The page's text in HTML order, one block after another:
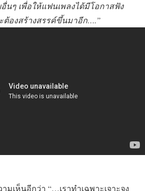
นๆ เพื่อให้แฟนเพลงได้มีโอกาสฟัง
ต้องสร้างสรรค์ขึ้นมาอีก….”
มเห็นอีกว่า “…เราทำเฉพาะเจาะจง